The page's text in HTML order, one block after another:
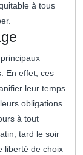
à tous
En effet, ces
leur temps
obligations
à tout
tard le soir
liberté de choix